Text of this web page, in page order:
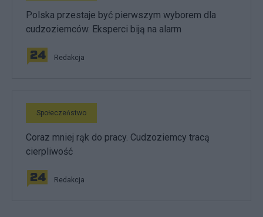
Polska przestaje być pierwszym wyborem dla
cudzoziemców. Eksperci biją na alarm
Redakcja
Społeczeństwo
Coraz mniej rąk do pracy. Cudzoziemcy tracą
cierpliwość
Redakcja